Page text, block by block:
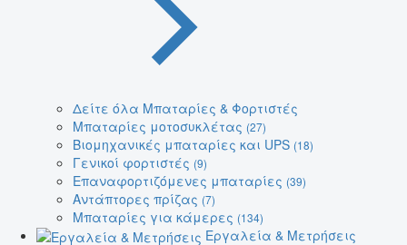
Δείτε όλα Μπαταρίες & Φορτιστές
Μπαταρίες μοτοσυκλέτας (27)
Βιομηχανικές μπαταρίες και UPS (18)
Γενικοί φορτιστές (9)
Επαναφορτιζόμενες μπαταρίες (39)
Αντάπτορες πρίζας (7)
Μπαταρίες για κάμερες (134)
Εργαλεία & Μετρήσεις